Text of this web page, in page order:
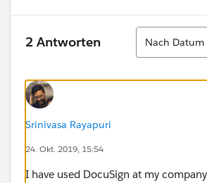
2 Antworten
Sortieren
Nach
Srinivasa Rayapuri
24. Okt. 2019, 15:54
I have used DocuSign at my